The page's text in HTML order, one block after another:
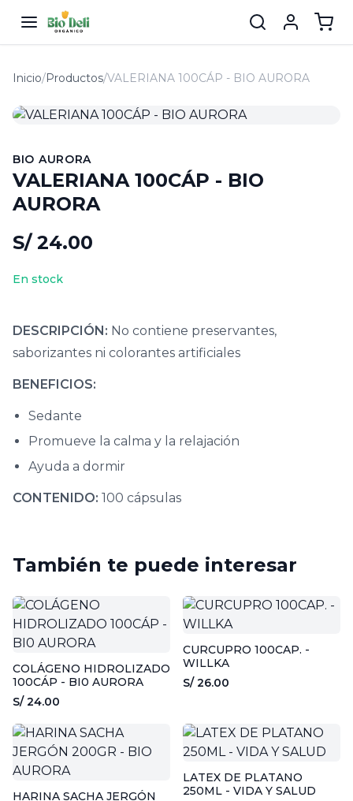
Inicio/Productos/VALERIANA 100CÁP - BIO AURORA
BIO AURORA
VALERIANA 100CÁP - BIO
AURORA
S/ 24.00
En stock
DESCRIPCIÓN: No contiene preservantes,
saborizantes ni colorantes artificiales
BENEFICIOS:
Sedante
Promueve la calma y la relajación
Ayuda a dormir
CONTENIDO: 100 cápsulas
También te puede interesar
COLÁGENO HIDROLIZADO
100CÁP - BI0 AURORA
S/ 24.00
CURCUPRO 100CAP. -
WILLKA
S/ 26.00
HARINA SACHA JERGÓN
LATEX DE PLATANO
250ML - VIDA Y SALUD